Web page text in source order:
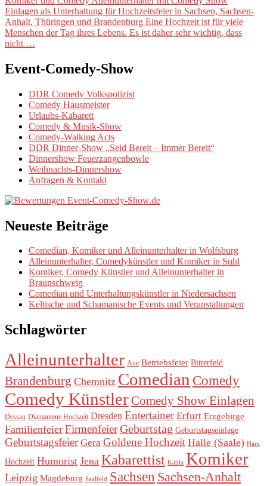
Einlagen als Unterhaltung für Hochzeitsfeier in Sachsen, Sachsen-
Anhalt, Thüringen und Brandenburg Eine Hochzeit ist für viele
Menschen der Tag ihres Lebens. Es ist daher sehr wichtig, dass
nicht …
Event-Comedy-Show
DDR Comedy Volkspolizist
Comedy Hausmeister
Urlaubs-Kabarett
Comedy & Musik-Show
Comedy-Walking Acts
DDR Dinner-Show „Seid Bereit – Immer Bereit“
Dinnershow Feuerzangenbowle
Weihnachts-Dinnershow
Anfragen & Kontakt
Neueste Beiträge
Comedian, Komiker und Alleinunterhalter in Wolfsburg
Alleinunterhalter, Comedykünstler und Komiker in Suhl
Komiker, Comedy Künstler und Alleinunterhalter in
Braunschweig
Comedian und Unterhaltungskünstler in Niedersachsen
Keltische und Schamanische Events und Veranstaltungen
Schlagwörter
Alleinunterhalter Aue Betriebsfeier Bitterfeld
Brandenburg Chemnitz Comedian Comedy
Comedy Künstler Comedy Show Einlagen
Dessau Diamantene Hochzeit Dresden Entertainer Erfurt Erzgebirge
Familienfeier FirmenfeierGeburtstag Geburtstagseinlage
Geburtstagsfeier Gera Goldene Hochzeit Halle (Saale) Harz
Hochzeit Humorist Jena Kabarettist Kahla Komiker
Leipzig Magdeburg Saalfeld Sachsen Sachsen-Anhalt